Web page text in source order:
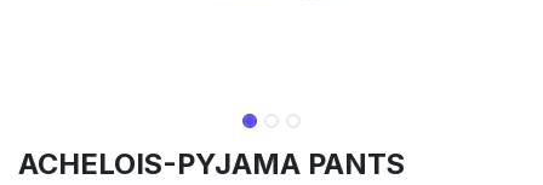
ACHELOIS-PYJAMA PANTS